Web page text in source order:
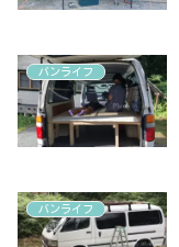
バンライフ
バンライフ